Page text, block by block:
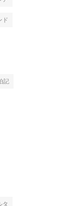
ド
記
タ